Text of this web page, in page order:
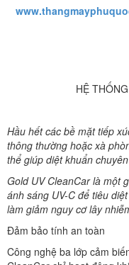
HỆ
Hầu hết các bề mặt tiếp
thông thường hoặc xà
thể giúp diệt khuẩn
Gold UV CleanCar là một
ánh sáng UV-C để tiêu
làm giảm nguy cơ lây
Đảm bảo tính an toàn
Công nghệ ba lớp cảm